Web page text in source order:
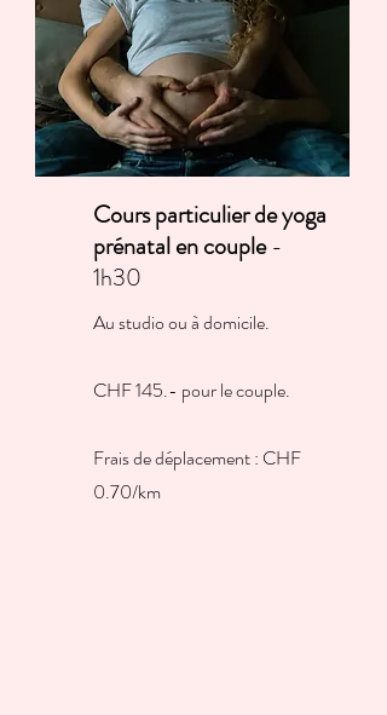
Cours particulier de yoga
prénatal en couple-
1h30​
Au studio ou à domicile.
CHF 145.- pour le couple.
Frais de déplacement : CHF
0.70/km​